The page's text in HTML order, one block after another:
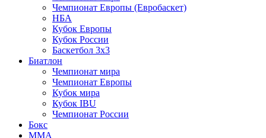
Чемпионат Европы (Евробаскет)
НБА
Кубок Европы
Кубок России
Баскетбол 3х3
Биатлон
Чемпионат мира
Чемпионат Европы
Кубок мира
Кубок IBU
Чемпионат России
Бокс
MMA